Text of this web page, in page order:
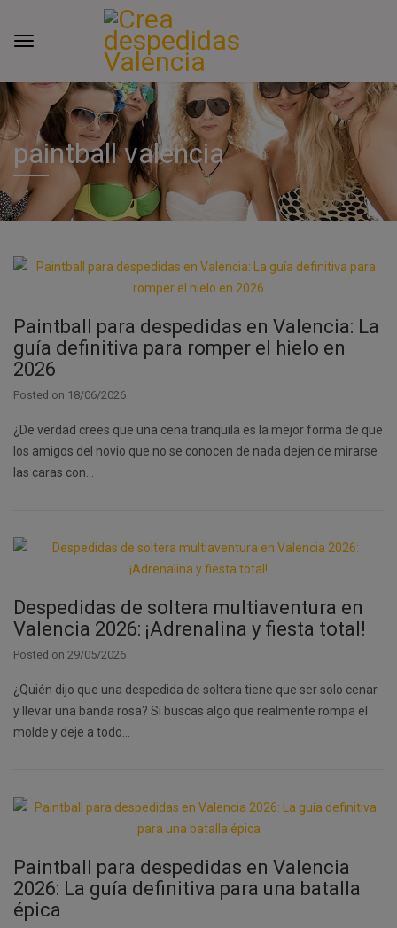
paintball valencia
Paintball para despedidas en Valencia: La
guía definitiva para romper el hielo en
2026
Posted on 18/06/2026
¿De verdad crees que una cena tranquila es la mejor forma de que
los amigos del novio que no se conocen de nada dejen de mirarse
las caras con…
Despedidas de soltera multiaventura en
Valencia 2026: ¡Adrenalina y fiesta total!
Posted on 29/05/2026
¿Quién dijo que una despedida de soltera tiene que ser solo cenar
y llevar una banda rosa? Si buscas algo que realmente rompa el
molde y deje a todo…
Paintball para despedidas en Valencia
2026: La guía definitiva para una batalla
épica